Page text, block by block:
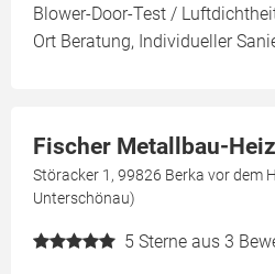
Blower-Door-Test /
Ort Beratung, Individueller
Fischer Metallbau-
Störacker 1, 99826 Berka vor dem
Unterschönau)
5 Sterne aus 3